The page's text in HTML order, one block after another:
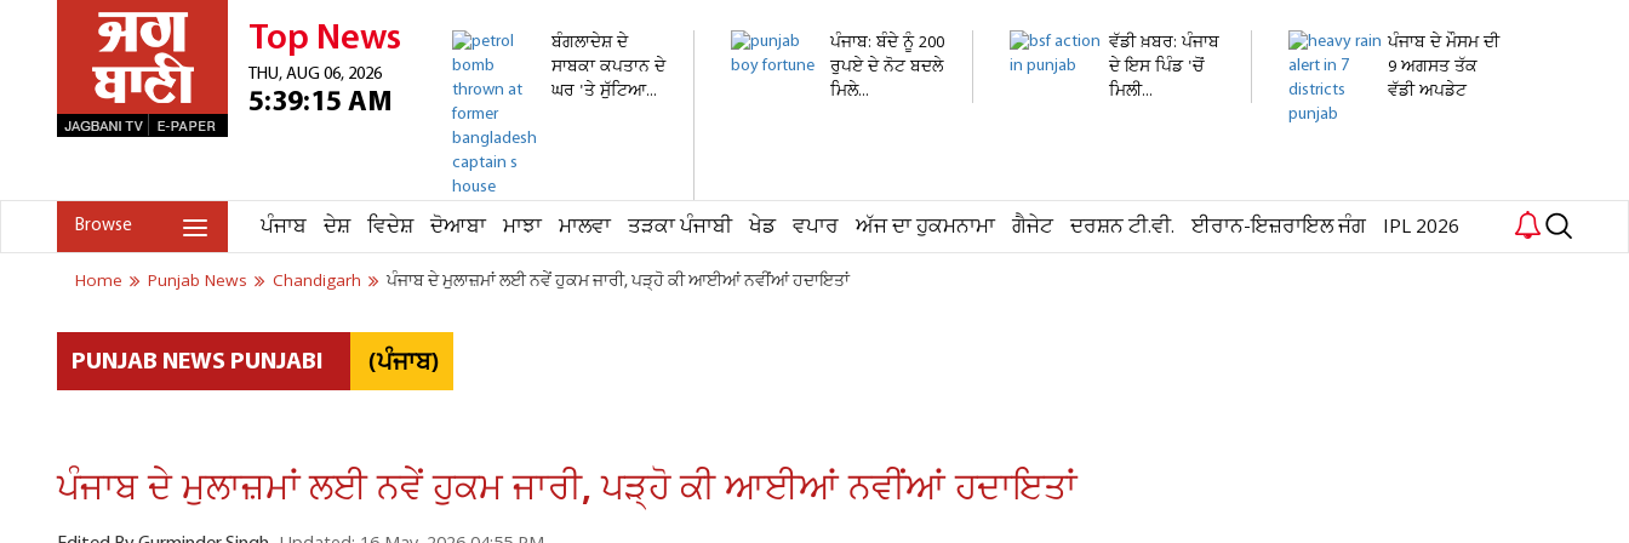
Top News
THU, AUG 06, 2026
5:39:15 AM
ਬੰਗਲਾਦੇਸ਼ ਦੇ
ਸਾਬਕਾ ਕਪਤਾਨ ਦੇ
ਘਰ 'ਤੇ ਸੁੱਟਿਆ...
ਪੰਜਾਬ: ਬੰਦੇ ਨੂੰ 200
ਰੁਪਏ ਦੇ ਨੋਟ ਬਦਲੇ
ਮਿਲੇ...
ਵੱਡੀ ਖ਼ਬਰ: ਪੰਜਾਬ
ਦੇ ਇਸ ਪਿੰਡ 'ਚੋਂ
ਮਿਲੀ...
ਪੰਜਾਬ ਦੇ ਮੌਸਮ ਦੀ
9 ਅਗਸਤ ਤੱਕ
ਵੱਡੀ ਅਪਡੇਟ
Browse ਪੰਜਾਬ ਦੇਸ਼ ਵਿਦੇਸ਼ ਦੋਆਬਾ ਮਾਝਾ ਮਾਲਵਾ ਤੜਕਾ ਪੰਜਾਬੀ ਖੇਡ ਵਪਾਰ ਅੱਜ ਦਾ ਹੁਕਮਨਾਮਾ ਗੈਜੇਟ ਦਰਸ਼ਨ ਟੀ.ਵੀ. ਈਰਾਨ-ਇਜ਼ਰਾਇਲ ਜੰਗ IPL 2026
Home Punjab News Chandigarh ਪੰਜਾਬ ਦੇ ਮੁਲਾਜ਼ਮਾਂ ਲਈ ਨਵੇਂ ਹੁਕਮ ਜਾਰੀ, ਪੜ੍ਹੋ ਕੀ ਆਈਆਂ ਨਵੀਂਆਂ ਹਦਾਇਤਾਂ
PUNJAB NEWS PUNJABI (ਪੰਜਾਬ)
ਪੰਜਾਬ ਦੇ ਮੁਲਾਜ਼ਮਾਂ ਲਈ ਨਵੇਂ ਹੁਕਮ ਜਾਰੀ, ਪੜ੍ਹੋ ਕੀ ਆਈਆਂ ਨਵੀਂਆਂ ਹਦਾਇਤਾਂ